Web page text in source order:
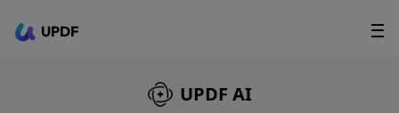
UPDF
AI Agents
UPDF AI